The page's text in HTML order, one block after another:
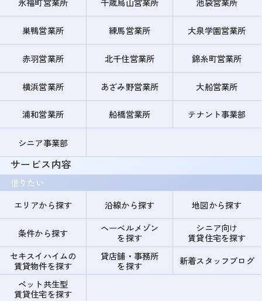
巣鴨営業所 練馬営業所 大泉学園営業所
赤羽営業所 北千住営業所 錦糸町営業所
横浜営業所 あざみ野営業所 大船営業所
浦和営業所 船橋営業所 テナント事業部
シニア事業部
サービス内容
借りたい
エリアから探す
沿線から探す 地図から探す
条件から探す
ヘーベルメゾン
を探す
シニア向け
賃貸住宅を探す
セキスイハイムの
賃貸物件を探す
貸店舗・事務所
を探す
新着スタッフブログ
ペット共生型
賃貸住宅を探す